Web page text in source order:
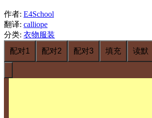
作者: E4School
翻译: calliope
分类: 衣物服装
配对1
配对2 配对3 填充 读默